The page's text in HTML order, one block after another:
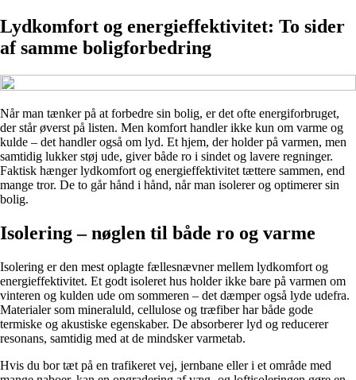
Lydkomfort og energieffektivitet: To sider
af samme boligforbedring
Når man tænker på at forbedre sin bolig, er det ofte energiforbruget,
der står øverst på listen. Men komfort handler ikke kun om varme og
kulde – det handler også om lyd. Et hjem, der holder på varmen, men
samtidig lukker støj ude, giver både ro i sindet og lavere regninger.
Faktisk hænger lydkomfort og energieffektivitet tættere sammen, end
mange tror. De to går hånd i hånd, når man isolerer og optimerer sin
bolig.
Isolering – nøglen til både ro og varme
Isolering er den mest oplagte fællesnævner mellem lydkomfort og
energieffektivitet. Et godt isoleret hus holder ikke bare på varmen om
vinteren og kulden ude om sommeren – det dæmper også lyde udefra.
Materialer som mineraluld, cellulose og træfiber har både gode
termiske og akustiske egenskaber. De absorberer lyd og reducerer
resonans, samtidig med at de mindsker varmetab.
Hvis du bor tæt på en trafikeret vej, jernbane eller i et område med